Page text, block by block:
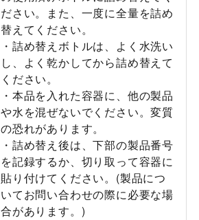
ださい。また、一度に全量を詰め
替えてください。
・詰め替えボトルは、よく水洗い
し、よく乾かしてから詰め替えて
ください。
・本品を入れた容器に、他の製品
や水を混ぜないでください。変質
の恐れがあります。
・詰め替え後は、下部の製品番号
を記録するか、切り取って容器に
貼り付けてください。(製品につ
いてお問い合わせの際に必要な場
合があります。)